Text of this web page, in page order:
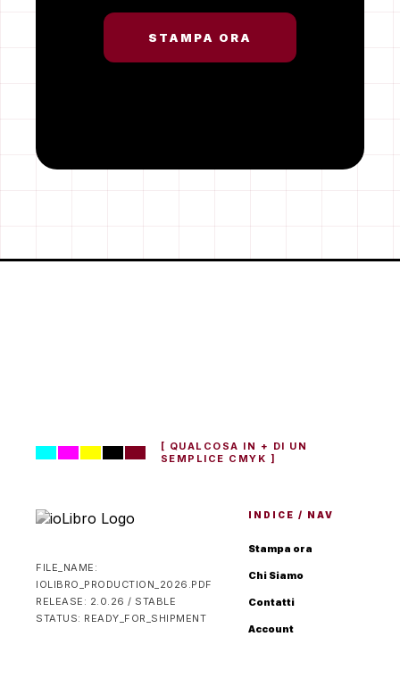
STAMPA ORA
[ QUALCOSA IN + DI UN
SEMPLICE CMYK ]
FILE_NAME:
IOLIBRO_PRODUCTION_2026.PDF
RELEASE: 2.0.26 / STABLE
STATUS: READY_FOR_SHIPMENT
INDICE / NAV
Stampa ora
Chi Siamo
Contatti
Account